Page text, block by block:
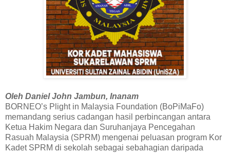
Oleh Daniel John Jambun, Inanam
BORNEO’s Plight in Malaysia Foundation (BoPiMaFo)
memandang serius cadangan hasil perbincangan antara
Ketua Hakim Negara dan Suruhanjaya Pencegahan
Rasuah Malaysia (SPRM) mengenai peluasan program Kor
Kadet SPRM di sekolah sebagai sebahagian daripada